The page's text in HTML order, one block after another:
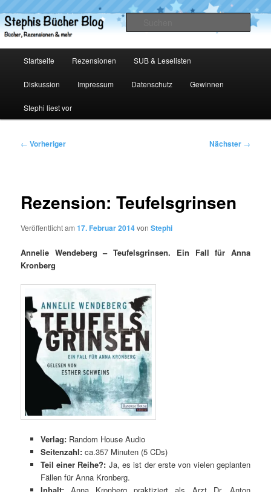
primären
Inhalt
Stephis Bücher Blog
Startseite Rezensionen SUB & Leselisten
Diskussion Impressum Datenschutz Gewinnen
Stephi liest vor
Beitragsnavigation
← Vorheriger Nächster →
Rezension: Teufelsgrinsen
Veröffentlicht am17. Februar 2014vonStephi
Annelie Wendeberg – Teufelsgrinsen. Ein Fall für Anna
Kronberg
Verlag: Random House Audio
Seitenzahl:ca.357 Minuten (5 CDs)
Teil einer Reihe?: Ja, es ist der erste von vielen geplanten
Fällen für Anna Kronberg.